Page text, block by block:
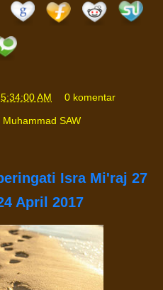
5:34:00 AM 0 komentar
Muhammad SAW
Isra Mi'raj 27
April 2017